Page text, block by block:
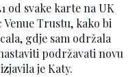
od svake karte na UK
Trustu, kako bi
gdje sam održala
podržavati novu
je Katy.